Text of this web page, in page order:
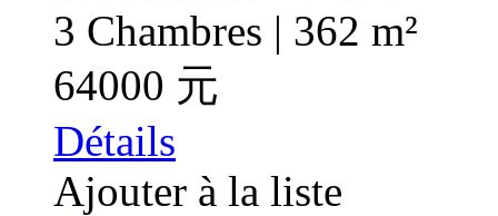
3 Chambres | 362 m²
64000 元
Détails
Ajouter à la liste